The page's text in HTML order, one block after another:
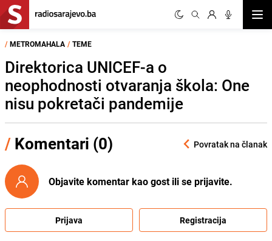
/ METROMAHALA / TEME
Direktorica UNICEF-a o
neophodnosti otvaranja škola: One
nisu pokretači pandemije
/ Komentari (0) Povratak na članak
Objavite komentar kao gost ili se prijavite.
Prijava Registracija